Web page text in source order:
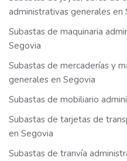
administrativas generales en
Subastas de maquinaria
Segovia
Subastas de mercaderías y
generales en Segovia
Subastas de mobiliario
Subastas de tarjetas de
en Segovia
Subastas de tranvía